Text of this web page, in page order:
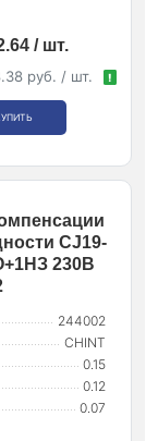
/ шт.
руб. / шт. !
CJ19-
230В
244002
CHINT
0.15
0.12
0.07